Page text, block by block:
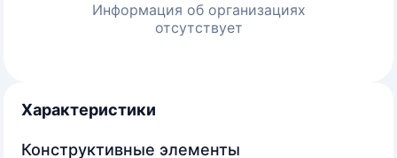
Информация об организациях
отсутствует
Характеристики
Конструктивные элементы